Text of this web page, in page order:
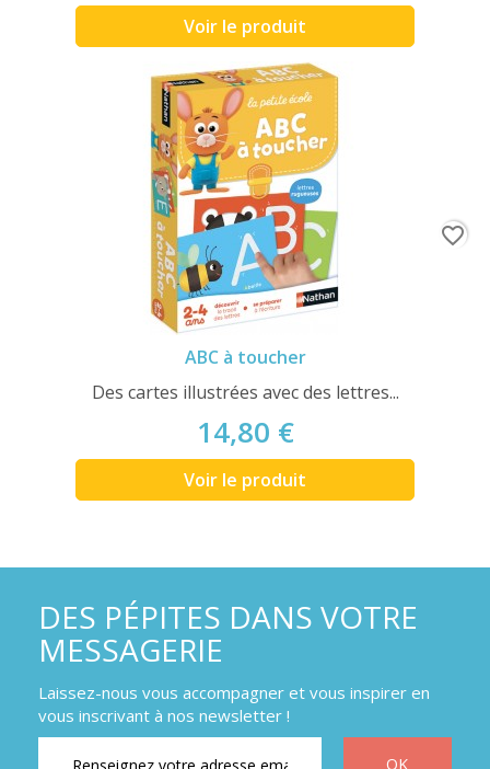
Voir le produit
ABC à toucher
Des cartes illustrées avec des lettres...
14,80 €
Voir le produit
favorite_border
DES PÉPITES DANS VOTRE
MESSAGERIE
Laissez-nous vous accompagner et vous inspirer en
vous inscrivant à nos newsletter !